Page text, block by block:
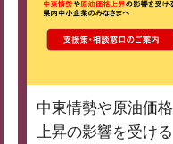
中東情勢や原油価格
上昇の影響を受ける